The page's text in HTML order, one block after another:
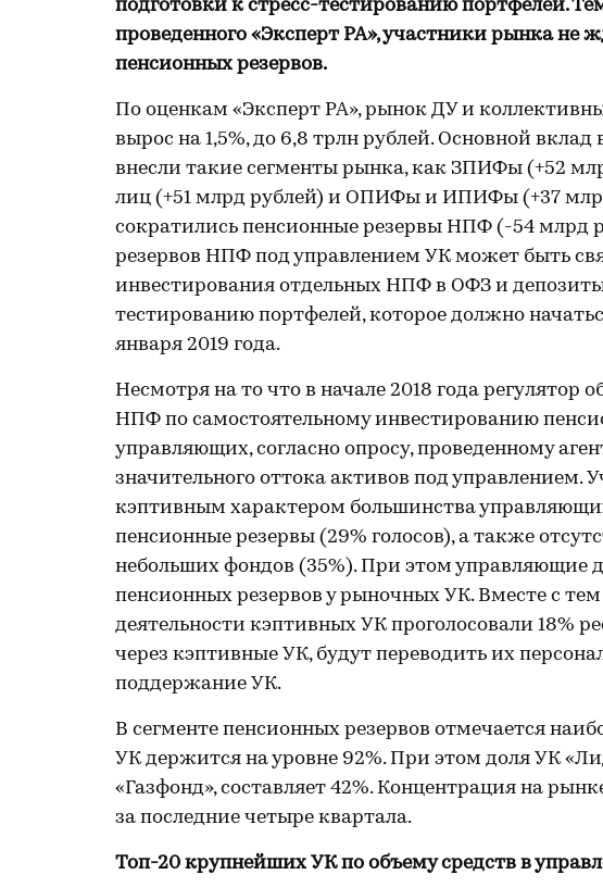
подготовки к стресс-тестированию портфелей.
проведенного «Эксперт РА», участники рынка не
пенсионных резервов.
По оценкам «Эксперт РА», рынок ДУ и
вырос на 1,5%, до 6,8 трлн рублей. Основной
внесли такие сегменты рынка, как ЗПИФы (+52
лиц (+51 млрд рублей) и ОПИФы и ИПИФы (+37
сократились пенсионные резервы НПФ (-54 млрд
резервов НПФ под управлением УК может быть
инвестирования отдельных НПФ в ОФЗ и
тестированию портфелей, которое должно
января 2019 года.
Несмотря на то что в начале 2018 года
НПФ по самостоятельному инвестированию
управляющих, согласно опросу, проведенному
значительного оттока активов под управлением.
кэптивным характером большинства
пенсионные резервы (29% голосов), а также
небольших фондов (35%). При этом управляющие
пенсионных резервов у рыночных УК. Вместе с
деятельности кэптивных УК проголосовали 18%
через кэптивные УК, будут переводить их
поддержание УК.
В сегменте пенсионных резервов отмечается
УК держится на уровне 92%. При этом доля УК
«Газфонд», составляет 42%. Концентрация на
за последние четыре квартала.
Топ-20 крупнейших УК по объему средств в